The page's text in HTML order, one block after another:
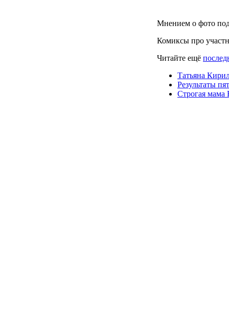
Мнением о фото
Комиксы про
Читайте ещё
Татьяна
Результаты
Строгая мама